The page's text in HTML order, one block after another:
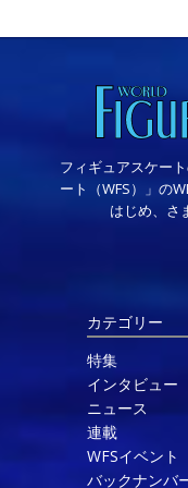
フィギュアスケー
ート（WFS）」の
はじめ、さ
カテゴリー
特集
インタビュー
ニュース
連載
WFSイベント
バックナンバ